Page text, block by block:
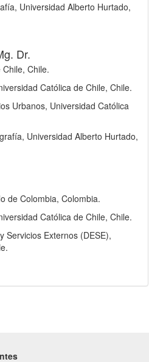
Universidad Alberto Hurtado,
Dr.
Chile.
Católica de Chile, Chile.
Urbanos, Universidad Católica
Universidad Alberto Hurtado,
de Colombia, Colombia.
Católica de Chile, Chile.
Servicios Externos (DESE),